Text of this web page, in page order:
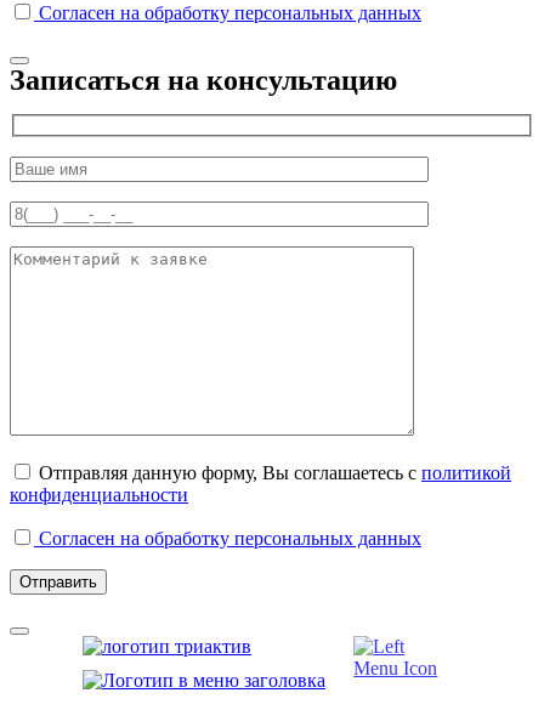
Согласен на обработку персональных данных
Записаться на консультацию
Отправляя данную форму, Вы соглашаетесь с политикой
конфиденциальности
Согласен на обработку персональных данных